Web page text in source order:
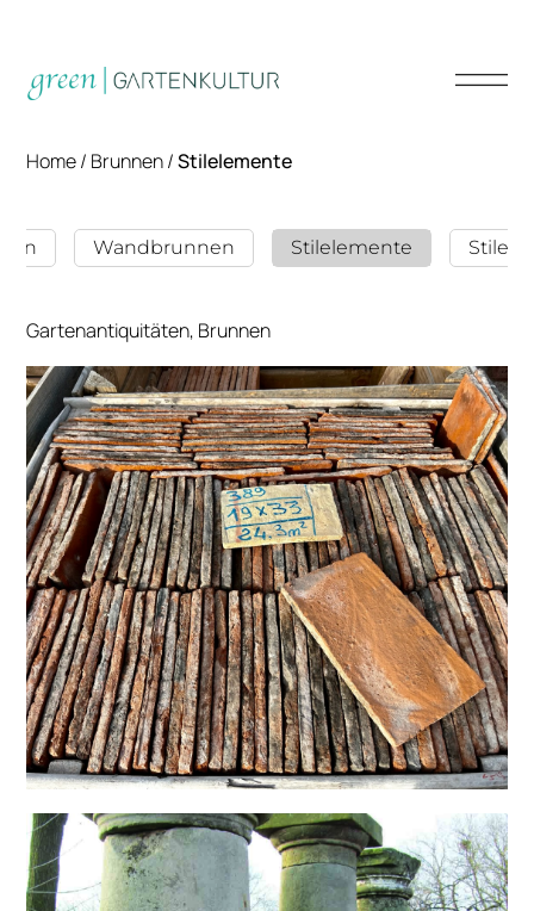
Home/ Brunnen/Stilelemente
Wandbrunnen Stilelemente
Gartenantiquitäten, Brunnen